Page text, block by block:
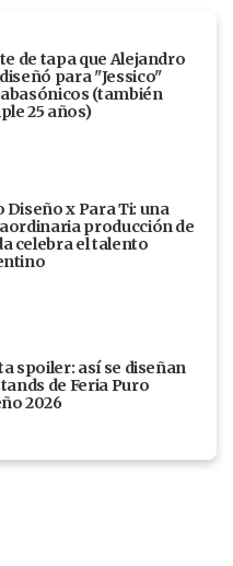
de tapa que Alejandro
para "Jessico"
(también
25 años)
Diseño x Para Ti: una
producción de
celebra el talento
spoiler: así se diseñan
de Feria Puro
2026